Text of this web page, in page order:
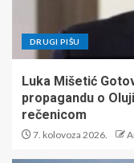
DRUGI PIŠU
Luka Mišetić
propagandu o
rečenicom
7. kolovoza 2026.